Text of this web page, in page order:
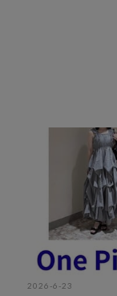
2026-6-23